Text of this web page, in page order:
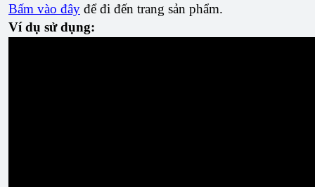
Bấm vào đây để đi đến trang sản phẩm.
Ví dụ sử dụng: